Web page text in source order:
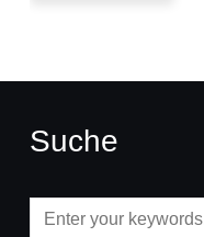
Suche